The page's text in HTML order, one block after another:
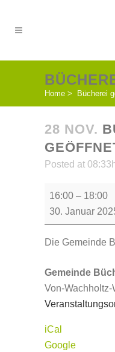
Home > Bücherei
28 NOV.
Posted at
Bücherei
geöffnet
16:00 – 18:00
30. Januar
Die Gemeinde
Gemeinde
Von-Wachholtz-
iCal
Google